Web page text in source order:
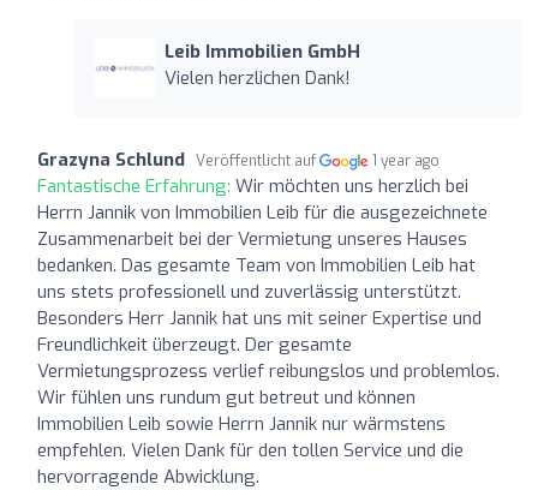
Leib Immobilien GmbH
Vielen herzlichen Dank!
Grazyna Schlund Veröffentlicht auf 1 year ago
Fantastische Erfahrung: Wir möchten uns herzlich bei
Herrn Jannik von Immobilien Leib für die ausgezeichnete
Zusammenarbeit bei der Vermietung unseres Hauses
bedanken. Das gesamte Team von Immobilien Leib hat
uns stets professionell und zuverlässig unterstützt.
Besonders Herr Jannik hat uns mit seiner Expertise und
Freundlichkeit überzeugt. Der gesamte
Vermietungsprozess verlief reibungslos und problemlos.
Wir fühlen uns rundum gut betreut und können
Immobilien Leib sowie Herrn Jannik nur wärmstens
empfehlen. Vielen Dank für den tollen Service und die
hervorragende Abwicklung.